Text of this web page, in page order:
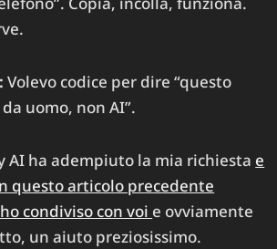
Volevo codice per dire “questo
uomo, non AI”.
ha adempiuto la mia richiesta e
questo articolo precedente
condiviso con voi e ovviamente
un aiuto preziosissimo.